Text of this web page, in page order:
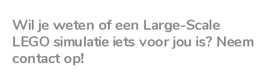
Wil je weten of een Large-Scale
LEGO simulatie iets voor jou is? Neem
contact op!